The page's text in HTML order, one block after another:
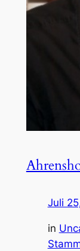
Juli
in